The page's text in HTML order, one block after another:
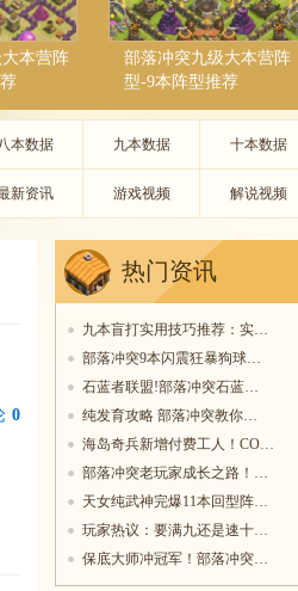
本营阵
部落冲突九级大本营阵
型-9本阵型推荐
本数据 九本数据 十本数据
新资讯 游戏视频 解说视频
0
热门资讯
九本盲打实用技巧推荐：实…
部落冲突9本闪震狂暴狗球…
石蓝者联盟!部落冲突石蓝…
纯发育攻略 部落冲突教你…
海岛奇兵新增付费工人！CO…
部落冲突老玩家成长之路！…
天女纯武神完爆11本回型阵…
玩家热议：要满九还是速十…
保底大师冲冠军！部落冲突…